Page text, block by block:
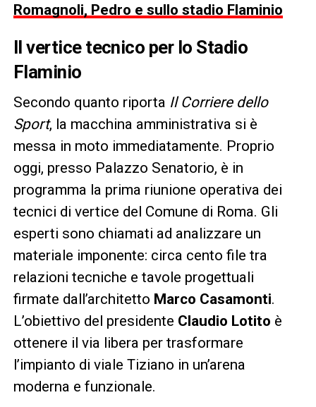
Romagnoli, Pedro e sullo stadio Flaminio
Il vertice tecnico per lo Stadio
Flaminio
Secondo quanto riporta Il Corriere dello
Sport, la macchina amministrativa si è
messa in moto immediatamente. Proprio
oggi, presso Palazzo Senatorio, è in
programma la prima riunione operativa dei
tecnici di vertice del Comune di Roma. Gli
esperti sono chiamati ad analizzare un
materiale imponente: circa cento file tra
relazioni tecniche e tavole progettuali
firmate dall’architetto Marco Casamonti.
L’obiettivo del presidente Claudio Lotito è
ottenere il via libera per trasformare
l’impianto di viale Tiziano in un’arena
moderna e funzionale.